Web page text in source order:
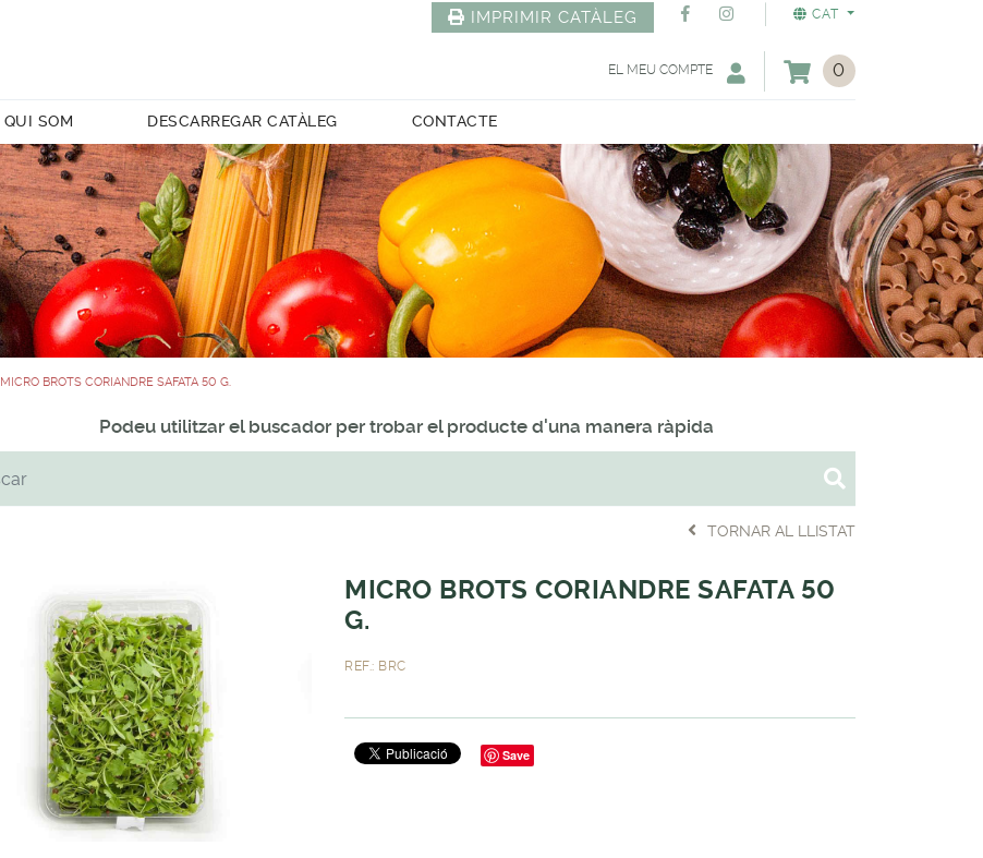
CAT
IMPRIMIR CATÀLEG
0
EL MEU COMPTE
QUI SOM DESCARREGAR CATÀLEG CONTACTE
MICRO BROTS CORIANDRE SAFATA 50 G.
Podeu utilitzar el buscador per trobar el producte d'una manera ràpida
TORNAR AL LLISTAT
MICRO BROTS CORIANDRE SAFATA 50
G.
REF.: BRC
Save